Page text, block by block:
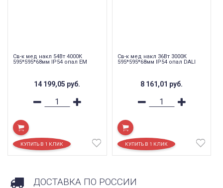
Св-к мед накл 54Вт 4000К
595*595*68мм IP54 опал EM
14 199,05 руб.
Св-к мед накл 36Вт 3000К
595*595*68мм IP54 опал DALI
8 161,01 руб.
ДОСТАВКА ПО РОССИИ